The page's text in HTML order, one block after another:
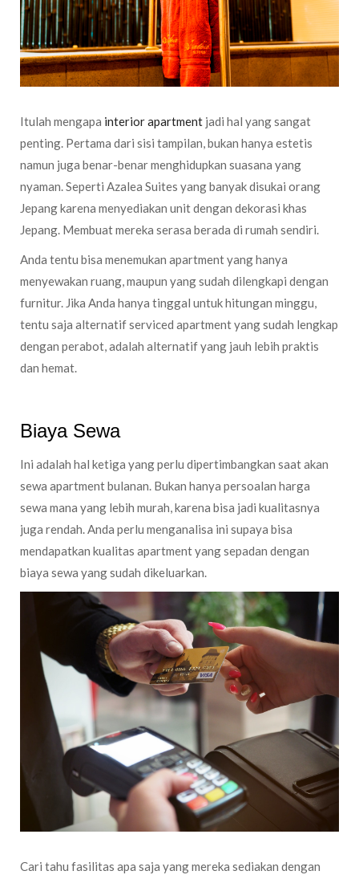
Itulah mengapa interior apartment jadi hal yang sangat
penting. Pertama dari sisi tampilan, bukan hanya estetis
namun juga benar-benar menghidupkan suasana yang
nyaman. Seperti Azalea Suites yang banyak disukai orang
Jepang karena menyediakan unit dengan dekorasi khas
Jepang. Membuat mereka serasa berada di rumah sendiri.
Anda tentu bisa menemukan apartment yang hanya
menyewakan ruang, maupun yang sudah dilengkapi dengan
furnitur. Jika Anda hanya tinggal untuk hitungan minggu,
tentu saja alternatif serviced apartment yang sudah lengkap
dengan perabot, adalah alternatif yang jauh lebih praktis
dan hemat.
Biaya Sewa
Ini adalah hal ketiga yang perlu dipertimbangkan saat akan
sewa apartment bulanan. Bukan hanya persoalan harga
sewa mana yang lebih murah, karena bisa jadi kualitasnya
juga rendah. Anda perlu menganalisa ini supaya bisa
mendapatkan kualitas apartment yang sepadan dengan
biaya sewa yang sudah dikeluarkan.
Cari tahu fasilitas apa saja yang mereka sediakan dengan